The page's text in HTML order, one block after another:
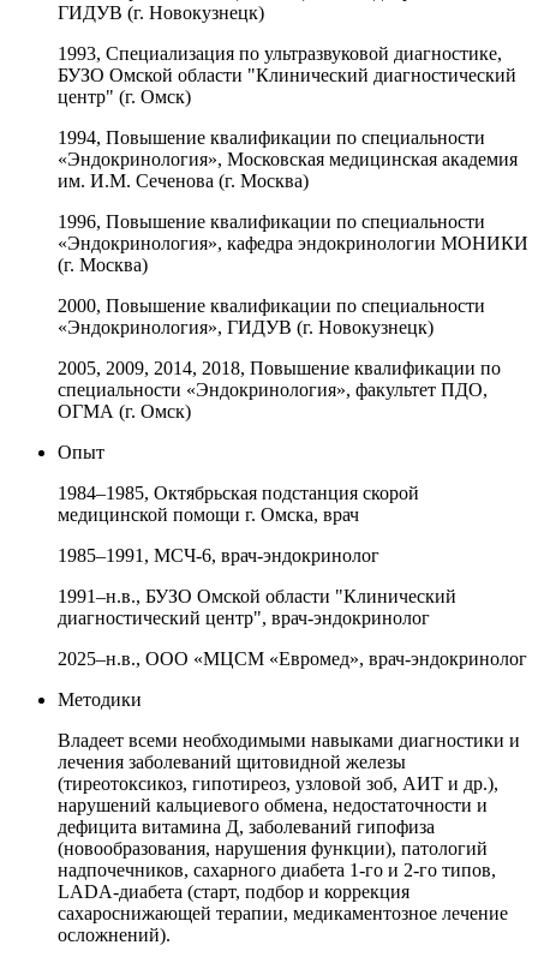
ГИДУВ (г. Новокузнецк)
1993, Специализация по ультразвуковой диагностике,
БУЗО Омской области "Клинический диагностический
центр" (г. Омск)
1994, Повышение квалификации по специальности
«Эндокринология», Московская медицинская академия
им. И.М. Сеченова (г. Москва)
1996, Повышение квалификации по специальности
«Эндокринология», кафедра эндокринологии МОНИКИ
(г. Москва)
2000, Повышение квалификации по специальности
«Эндокринология», ГИДУВ (г. Новокузнецк)
2005, 2009, 2014, 2018, Повышение квалификации по
специальности «Эндокринология», факультет ПДО,
ОГМА (г. Омск)
Опыт
1984–1985, Октябрьская подстанция скорой
медицинской помощи г. Омска, врач
1985–1991, МСЧ-6, врач-эндокринолог
1991–н.в., БУЗО Омской области "Клинический
диагностический центр", врач-эндокринолог
2025–н.в., ООО «МЦСМ «Евромед», врач-эндокринолог
Методики
Владеет всеми необходимыми навыками диагностики и
лечения заболеваний щитовидной железы
(тиреотоксикоз, гипотиреоз, узловой зоб, АИТ и др.),
нарушений кальциевого обмена, недостаточности и
дефицита витамина Д, заболеваний гипофиза
(новообразования, нарушения функции), патологий
надпочечников, сахарного диабета 1-го и 2-го типов,
LADA-диабета (старт, подбор и коррекция
сахароснижающей терапии, медикаментозное лечение
осложнений).